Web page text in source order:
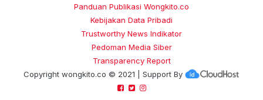
Panduan Publikasi Wongkito.co
Kebijakan Data Pribadi
Trustworthy News Indikator
Pedoman Media Siber
Transparency Report
Copyright wongkito.co © 2021 | Support By